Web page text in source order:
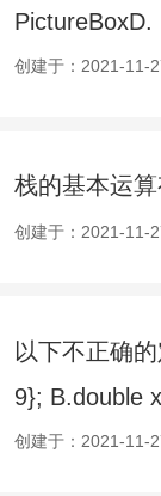
PictureBoxD.
创建于：2021-11-
栈的基本运算
创建于：2021-11-
以下不正确
9}; B.double
创建于：2021-11-